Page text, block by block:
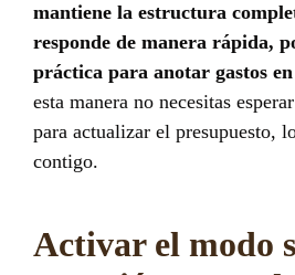
mantiene la estructura
responde de manera rápida,
práctica para anotar gastos
esta manera no necesitas
para actualizar el presupuesto,
contigo.
Activar el modo